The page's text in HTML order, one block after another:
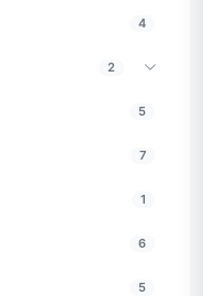
4
2
5
7
1
6
5